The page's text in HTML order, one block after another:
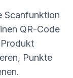
Scanfunktion
QR-Code
Punkte